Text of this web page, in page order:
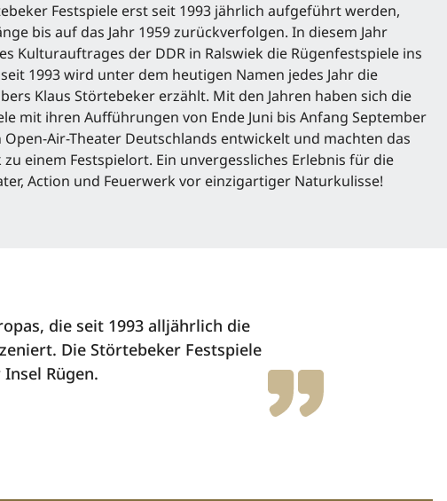
Festspiele erst seit 1993 jährlich aufgeführt werden,
bis auf das Jahr 1959 zurückverfolgen. In diesem Jahr
Kulturauftrages der DDR in Ralswiek die Rügenfestspiele ins
1993 wird unter dem heutigen Namen jedes Jahr die
Klaus Störtebeker erzählt. Mit den Jahren haben sich die
mit ihren Aufführungen von Ende Juni bis Anfang September
Air-Theater Deutschlands entwickelt und machten das
einem Festspielort. Ein unvergessliches Erlebnis für die
Action und Feuerwerk vor einzigartiger Naturkulisse!
die seit 1993 alljährlich die
Die Störtebeker Festspiele
Rügen.